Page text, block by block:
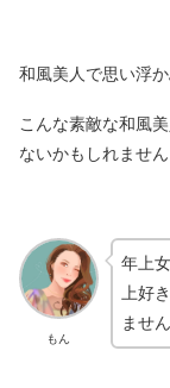
和風美人で思い浮
こんな素敵な和風
ないかもしれませ
もん
年上
上好
ません